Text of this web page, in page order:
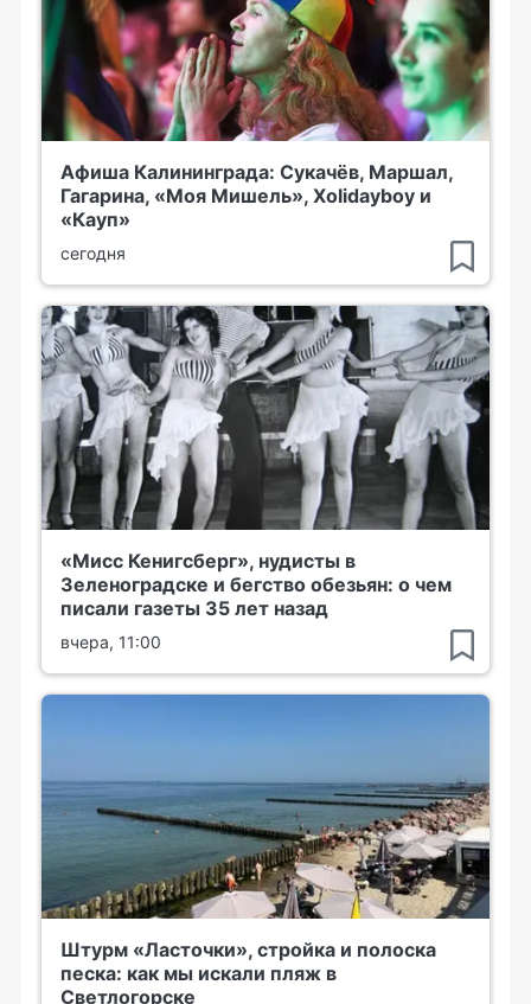
Афиша Калининграда: Сукачёв, Маршал,
Гагарина, «Моя Мишель», Xolidayboy и
«Кауп»
сегодня
«Мисс Кенигсберг», нудисты в
Зеленоградске и бегство обезьян: о чем
писали газеты 35 лет назад
вчера, 11:00
Штурм «Ласточки», стройка и полоска
песка: как мы искали пляж в
Светлогорске